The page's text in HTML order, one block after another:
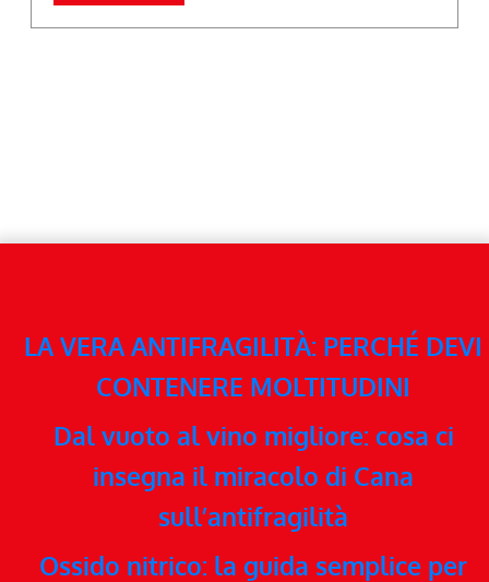
LA VERA ANTIFRAGILITÀ: PERCHÉ DEVI
CONTENERE MOLTITUDINI
Dal vuoto al vino migliore: cosa ci
insegna il miracolo di Cana
sull’antifragilità
Ossido nitrico: la guida semplice per